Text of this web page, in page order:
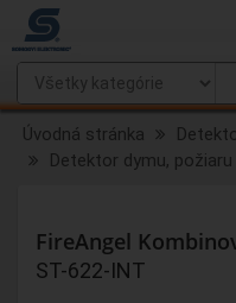
Úvodná stránka
Detektor dymu, požiaru
FireAngel
ST-622-INT